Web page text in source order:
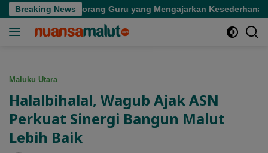
Langsung
ke
Breaking News
Seorang Guru yang Mengajarkan Kesederhanaan
Maluku Utara
Halalbihalal, Wagub Ajak ASN
Perkuat Sinergi Bangun Malut
Lebih Baik